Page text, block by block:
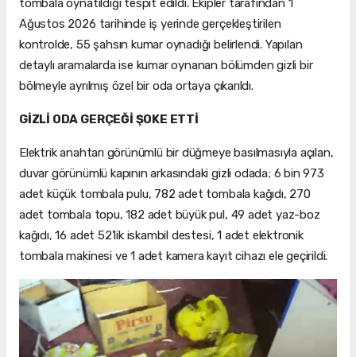
tombala oynatıldığı tespit edildi. Ekipler tarafından 1
Ağustos 2026 tarihinde iş yerinde gerçekleştirilen
kontrolde, 55 şahsın kumar oynadığı belirlendi. Yapılan
detaylı aramalarda ise kumar oynanan bölümden gizli bir
bölmeyle ayrılmış özel bir oda ortaya çıkarıldı.
GİZLİ ODA GERÇEĞİ ŞOKE ETTİ
Elektrik anahtarı görünümlü bir düğmeye basılmasıyla açılan,
duvar görünümlü kapının arkasındaki gizli odada; 6 bin 973
adet küçük tombala pulu, 782 adet tombala kağıdı, 270
adet tombala topu, 182 adet büyük pul, 49 adet yaz-boz
kağıdı, 16 adet 52'lik iskambil destesi, 1 adet elektronik
tombala makinesi ve 1 adet kamera kayıt cihazı ele geçirildi.